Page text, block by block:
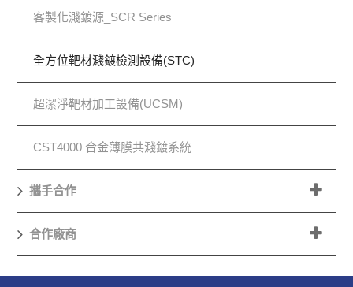
客製化濺鍍源_SCR Series
全方位靶材濺鍍檢測設備(STC)
超潔淨靶材加工設備(UCSM)
CST4000 合金薄膜共濺鍍系統
攜手合作
合作廠商